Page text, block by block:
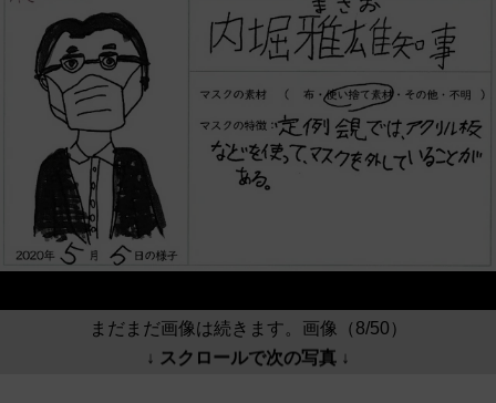
まだまだ画像は続きます。画像（8/50）
↓ スクロールで次の写真 ↓